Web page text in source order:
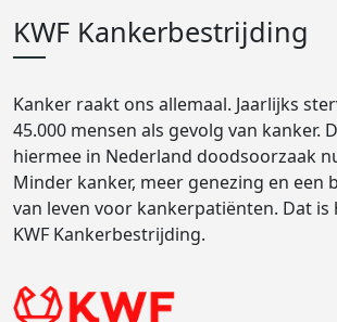
KWF Kankerbestrijding
Kanker raakt ons allemaal. Jaarlijks
45.000 mensen als gevolg van kanker.
hiermee in Nederland doodsoorzaak
Minder kanker, meer genezing en een
van leven voor kankerpatiënten. Dat is
KWF Kankerbestrijding.